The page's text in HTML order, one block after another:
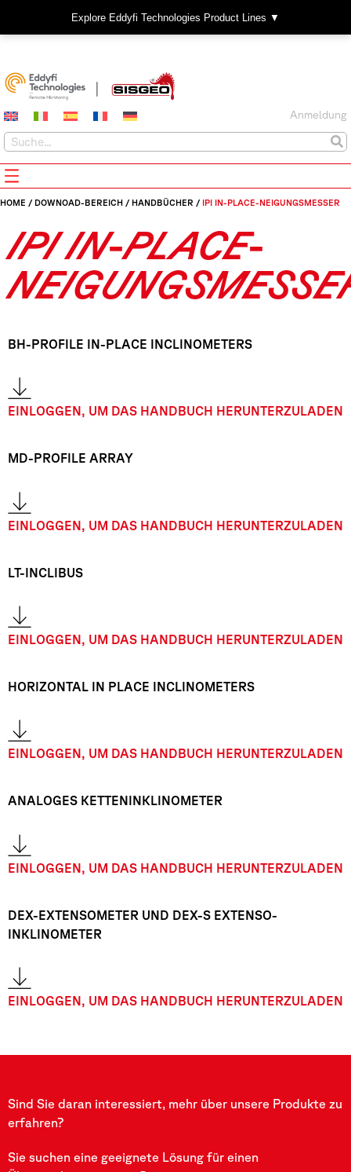
Explore Eddyfi Technologies Product Lines ▼
Anmeldung
HOME / DOWNOAD-BEREICH / HANDBÜCHER / IPI IN-PLACE-NEIGUNGSMESSER
IPI IN-PLACE-
BH-PROFILE IN-PLACE INCLINOMETERS
EINLOGGEN, UM DAS HANDBUCH HERUNTERZULADEN
MD-PROFILE ARRAY
EINLOGGEN, UM DAS HANDBUCH HERUNTERZULADEN
LT-INCLIBUS
EINLOGGEN, UM DAS HANDBUCH HERUNTERZULADEN
HORIZONTAL IN PLACE INCLINOMETERS
EINLOGGEN, UM DAS HANDBUCH HERUNTERZULADEN
ANALOGES KETTENINKLINOMETER
EINLOGGEN, UM DAS HANDBUCH HERUNTERZULADEN
DEX-EXTENSOMETER UND DEX-S EXTENSO-
INKLINOMETER
EINLOGGEN, UM DAS HANDBUCH HERUNTERZULADEN
Sind Sie daran interessiert, mehr über unsere Produkte zu
erfahren?
Sie suchen eine geeignete Lösung für einen